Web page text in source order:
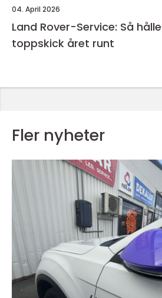
04. April 2026
Land Rover-Service: Så
toppskick året runt
Fler nyheter